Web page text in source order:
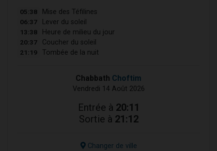
05:38 Mise des Téfilines
06:37 Lever du soleil
13:38 Heure de milieu du jour
20:37 Coucher du soleil
21:19 Tombée de la nuit
Chabbath Choftim
Vendredi 14 Août 2026
Entrée à 20:11
Sortie à 21:12
Changer de ville